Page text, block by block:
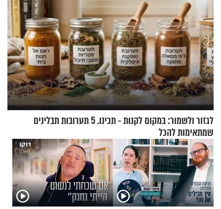
לגזור ולשמור: במקום לקנות - תכינו. 5 תערובות תבלינים
שמתאימות להכל